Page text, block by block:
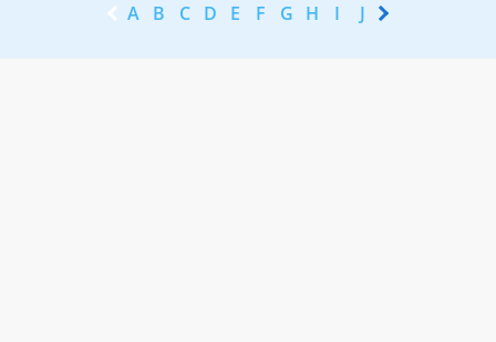
A B C D E F G H I J K